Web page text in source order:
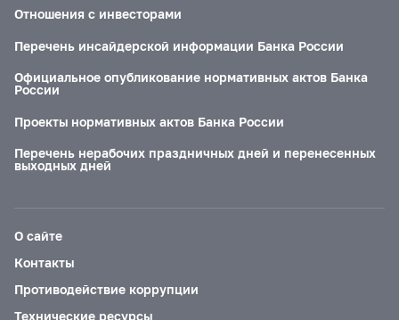
Отношения с инвесторами
Перечень инсайдерской информации Банка России
Официальное опубликование нормативных актов Банка
России
Проекты нормативных актов Банка России
Перечень нерабочих праздничных дней и перенесенных
выходных дней
О сайте
Контакты
Противодействие коррупции
Технические ресурсы